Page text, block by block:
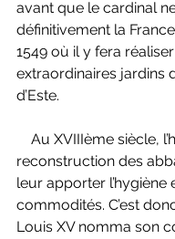
avant que le cardinal
définitivement la
1549 où il y fera
extraordinaires jardins
d’Este.
reconstruction des
leur apporter l’hygiène
commodités. C’est
Louis XV nomma son